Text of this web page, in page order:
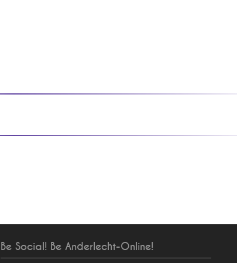
Be Social! Be Anderlecht-Online!